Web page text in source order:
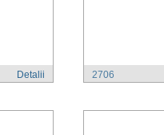
Detalii 2706